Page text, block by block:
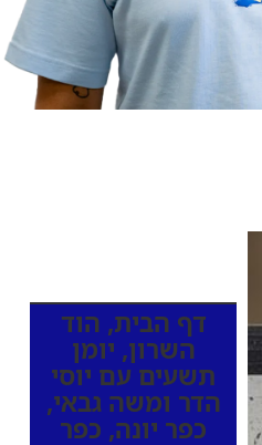
דף הבית, הוד
השרון, יומן
תשעים עם יוסי
הדר ומשה גבאי,
כפר יונה, כפר